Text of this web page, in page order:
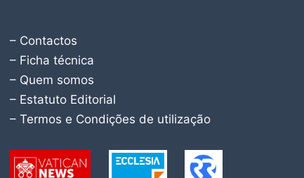
– Contactos
– Ficha técnica
– Quem somos
– Estatuto Editorial
– Termos e Condições de utilização